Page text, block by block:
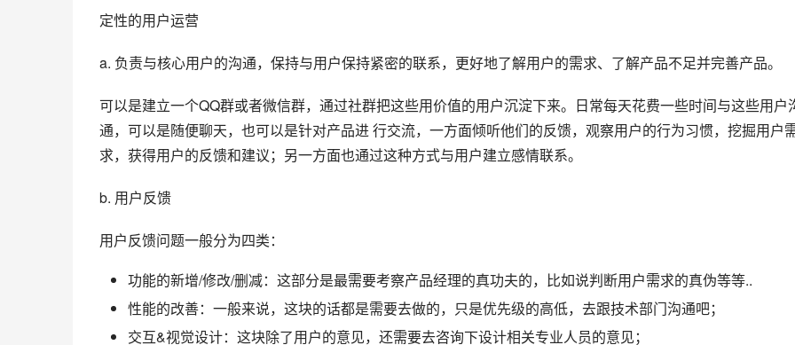
定性的用户运营
a. 负责与核心用户的沟通，保持与用户保持紧密的联系，更好地了解用户的需求、了解产品不足并完善产品。
可以是建立一个QQ群或者微信群，通过社群把这些用价值的用户沉淀下来。日常每天花费一些时间与这些用户
通，可以是随便聊天，也可以是针对产品进 行交流，一方面倾听他们的反馈，观察用户的行为习惯，挖掘用户
求，获得用户的反馈和建议；另一方面也通过这种方式与用户建立感情联系。
b. 用户反馈
用户反馈问题一般分为四类：
功能的新增/修改/删减：这部分是最需要考察产品经理的真功夫的，比如说判断用户需求的真伪等等..
性能的改善：一般来说，这块的话都是需要去做的，只是优先级的高低，去跟技术部门沟通吧；
交互&视觉设计：这块除了用户的意见，还需要去咨询下设计相关专业人员的意见；